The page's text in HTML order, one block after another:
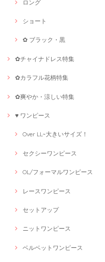
ロング
ショート
✿ ブラック・黒
✿チャイナドレス特集
✿カラフル花柄特集
✿爽やか・涼しい特集
♥ ワンピース
Over LL~大きいサイズ！
セクシーワンピース
OL/フォーマルワンピース
レースワンピース
セットアップ
ニットワンピース
ベルベットワンピース